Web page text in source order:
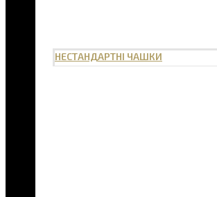
НЕСТАНДАРТНІ ЧАШКИ